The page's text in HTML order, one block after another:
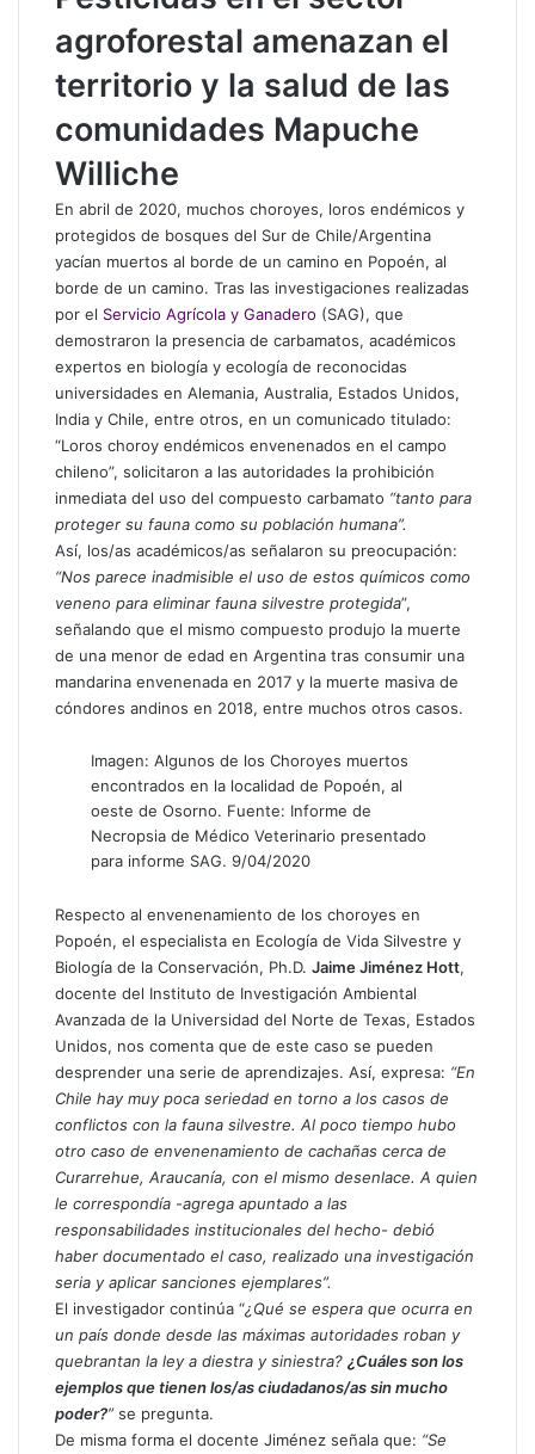
agroforestal amenazan el
territorio y la salud de las
comunidades Mapuche
Williche
En abril de 2020, muchos choroyes, loros endémicos y
protegidos de bosques del Sur de Chile/Argentina
yacían muertos al borde de un camino en Popoén, al
borde de un camino. Tras las investigaciones realizadas
por el Servicio Agrícola y Ganadero (SAG), que
demostraron la presencia de carbamatos, académicos
expertos en biología y ecología de reconocidas
universidades en Alemania, Australia, Estados Unidos,
India y Chile, entre otros, en un comunicado titulado:
“Loros choroy endémicos envenenados en el campo
chileno”, solicitaron a las autoridades la prohibición
inmediata del uso del compuesto carbamato “tanto para
proteger su fauna como su población humana”.
Así, los/as académicos/as señalaron su preocupación:
“Nos parece inadmisible el uso de estos químicos como
veneno para eliminar fauna silvestre protegida”,
señalando que el mismo compuesto produjo la muerte
de una menor de edad en Argentina tras consumir una
mandarina envenenada en 2017 y la muerte masiva de
cóndores andinos en 2018, entre muchos otros casos.
Imagen: Algunos de los Choroyes muertos
encontrados en la localidad de Popoén, al
oeste de Osorno. Fuente: Informe de
Necropsia de Médico Veterinario presentado
para informe SAG. 9/04/2020
Respecto al envenenamiento de los choroyes en
Popoén, el especialista en Ecología de Vida Silvestre y
Biología de la Conservación, Ph.D. Jaime Jiménez Hott,
docente del Instituto de Investigación Ambiental
Avanzada de la Universidad del Norte de Texas, Estados
Unidos, nos comenta que de este caso se pueden
desprender una serie de aprendizajes. Así, expresa: “En
Chile hay muy poca seriedad en torno a los casos de
conflictos con la fauna silvestre. Al poco tiempo hubo
otro caso de envenenamiento de cachañas cerca de
Curarrehue, Araucanía, con el mismo desenlace. A quien
le correspondía -agrega apuntado a las
responsabilidades institucionales del hecho- debió
haber documentado el caso, realizado una investigación
seria y aplicar sanciones ejemplares”.
El investigador continúa “¿Qué se espera que ocurra en
un país donde desde las máximas autoridades roban y
quebrantan la ley a diestra y siniestra? ¿Cuáles son los
ejemplos que tienen los/as ciudadanos/as sin mucho
poder?”se pregunta.
De misma forma el docente Jiménez señala que: “Se